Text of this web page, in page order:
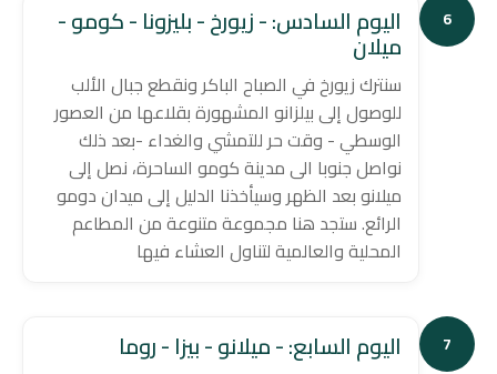
6 اليوم السادس: - زيورخ - بليزونا - كومو -
ميلان
سنترك زيورخ في الصباح الباكر ونقطع جبال الألب
للوصول إلى بيلزانو المشهورة بقلاعها من العصور
الوسطي - وقت حر للتمشي والغداء -بعد ذلك
نواصل جنوبا الى مدينة كومو الساحرة، نصل إلى
ميلانو بعد الظهر وسيأخذنا الدليل إلى ميدان دومو
الرائع. ستجد هنا مجموعة متنوعة من المطاعم
المحلية والعالمية لتناول العشاء فيها
7 اليوم السابع: - ميلانو - بيزا - روما